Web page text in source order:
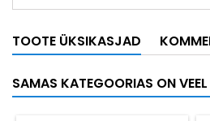
TOOTE ÜKSIKASJAD
SAMAS KATEGOORIAS ON